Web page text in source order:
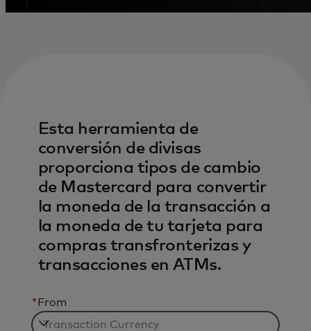
Esta herramienta de
conversión de divisas
proporciona tipos de cambio
de Mastercard para convertir
la moneda de la transacción a
la moneda de tu tarjeta para
compras transfronterizas y
transacciones en ATMs.
* From